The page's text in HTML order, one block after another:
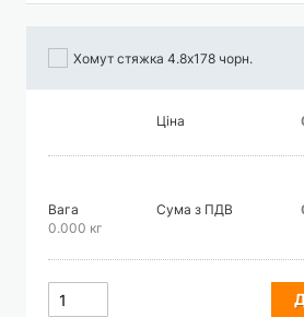
Хомут стяжка 4.8х178 чорн.
Ціна
Вага
0.000 кг
Сума з ПДВ